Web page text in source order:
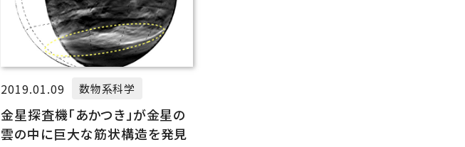
2019.01.09 数物系科学
金星探査機「あかつき」が金星の
雲の中に巨大な筋状構造を発見